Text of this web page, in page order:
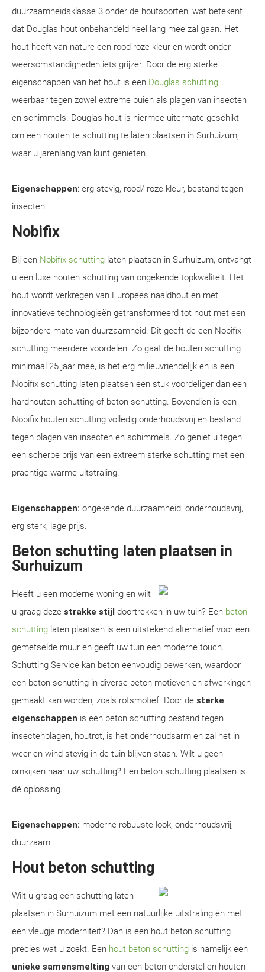
duurzaamheidsklasse 3 onder de houtsoorten, wat betekent
dat Douglas hout onbehandeld heel lang mee zal gaan. Het
hout heeft van nature een rood-roze kleur en wordt onder
weersomstandigheden iets grijzer. Door de erg sterke
eigenschappen van het hout is een Douglas schutting
weerbaar tegen zowel extreme buien als plagen van insecten
en schimmels. Douglas hout is hiermee uitermate geschikt
om een houten te schutting te laten plaatsen in Surhuizum,
waar u jarenlang van kunt genieten.
Eigenschappen: erg stevig, rood/ roze kleur, bestand tegen
insecten.
Nobifix
Bij een Nobifix schutting laten plaatsen in Surhuizum, ontvangt
u een luxe houten schutting van ongekende topkwaliteit. Het
hout wordt verkregen van Europees naaldhout en met
innovatieve technologieën getransformeerd tot hout met een
bijzondere mate van duurzaamheid. Dit geeft de een Nobifix
schutting meerdere voordelen. Zo gaat de houten schutting
minimaal 25 jaar mee, is het erg milieuvriendelijk en is een
Nobifix schutting laten plaatsen een stuk voordeliger dan een
hardhouten schutting of beton schutting. Bovendien is een
Nobifix houten schutting volledig onderhoudsvrij en bestand
tegen plagen van insecten en schimmels. Zo geniet u tegen
een scherpe prijs van een extreem sterke schutting met een
prachtige warme uitstraling.
Eigenschappen: ongekende duurzaamheid, onderhoudsvrij,
erg sterk, lage prijs.
Beton schutting laten plaatsen in
Surhuizum
Heeft u een moderne woning en wilt
u graag deze strakke stijl doortrekken in uw tuin? Een beton
schutting laten plaatsen is een uitstekend alternatief voor een
gemetselde muur en geeft uw tuin een moderne touch.
Schutting Service kan beton eenvoudig bewerken, waardoor
een beton schutting in diverse beton motieven en afwerkingen
gemaakt kan worden, zoals rotsmotief. Door de sterke
eigenschappen is een beton schutting bestand tegen
insectenplagen, houtrot, is het onderhoudsarm en zal het in
weer en wind stevig in de tuin blijven staan. Wilt u geen
omkijken naar uw schutting? Een beton schutting plaatsen is
dé oplossing.
Eigenschappen: moderne robuuste look, onderhoudsvrij,
duurzaam.
Hout beton schutting
Wilt u graag een schutting laten
plaatsen in Surhuizum met een natuurlijke uitstraling én met
een vleugje moderniteit? Dan is een hout beton schutting
precies wat u zoekt. Een hout beton schutting is namelijk een
unieke samensmelting van een beton onderstel en houten